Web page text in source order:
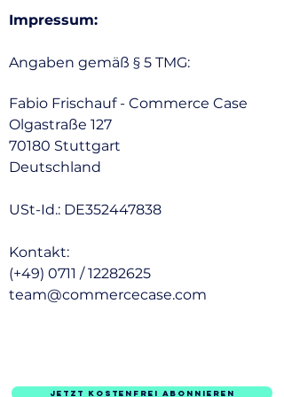
Impressum:
Angaben gemäß § 5 TMG:
Fabio Frischauf - Commerce Case
Olgastraße 127
70180 Stuttgart
Deutschland
USt-Id.: DE352447838
Kontakt:
(+49) 0711 / 12282625
team@commercecase.com
Jetzt KOSTENFREI ABONNIEREN